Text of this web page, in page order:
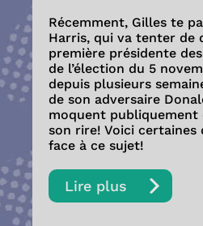
Récemment, Gilles te
Harris, qui va tenter de
première présidente
de l’élection du 5
depuis plusieurs
de son adversaire
moquent publiquement
son rire! Voici certaines
face à ce sujet!
Lire plus